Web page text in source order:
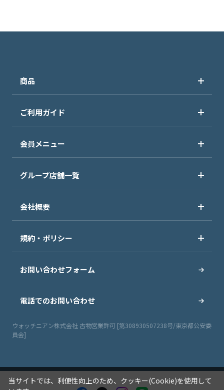
商品
ご利用ガイド
会員メニュー
グループ店舗一覧
会社概要
規約・ポリシー
お問い合わせフォーム
電話でのお問い合わせ
ウォッチニアン株式会社 古物営業許可 [第308930507238号/東京都公安委
員会]
当サイトでは、利便性向上のため、クッキー(Cookie)を使用して